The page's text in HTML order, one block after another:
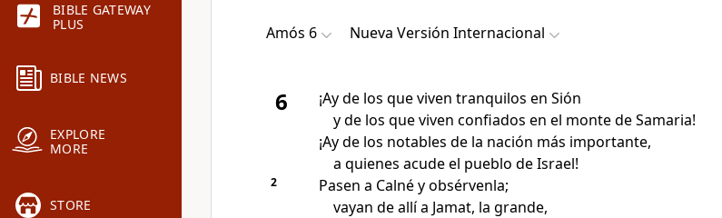
BIBLE GATEWAY
PLUS
BIBLE NEWS
EXPLORE
MORE
STORE
Amós 6 Nueva Versión Internacional
6
¡Ay de los que viven tranquilos en Sión
y de los que viven confiados en el monte de Samaria!
¡Ay de los notables de la nación más importante,
a quienes acude el pueblo de Israel!
2
Pasen a Calné y obsérvenla;
vayan de allí a Jamat, la grande,